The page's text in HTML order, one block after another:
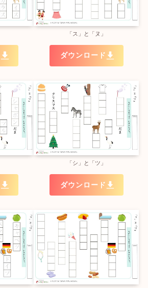
「ス」と「ヌ」
ダウンロード
「シ」と「ツ」
ダウンロード